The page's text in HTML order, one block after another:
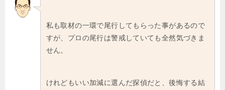
私も取材の一環で尾行してもらった事があるので
すが、プロの尾行は警戒していても全然気づきま
せん。
けれどもいい加減に選んだ探偵だと、後悔する結